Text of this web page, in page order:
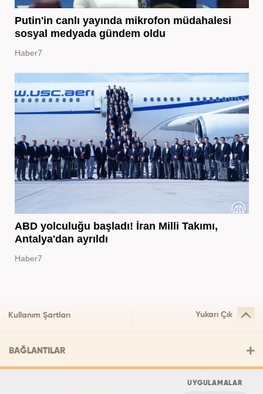
Putin'in canlı yayında mikrofon müdahalesi
sosyal medyada gündem oldu
Haber7
ABD yolculuğu başladı! İran Milli Takımı,
Antalya'dan ayrıldı
Haber7
Kullanım Şartları Yukarı Çık
BAĞLANTILAR
UYGULAMALAR